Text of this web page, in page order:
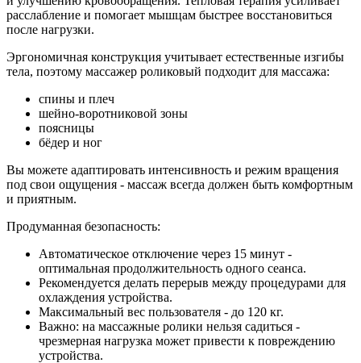
расслабление и помогает мышцам быстрее восстановиться
после нагрузки.
Эргономичная конструкция учитывает естественные изгибы
тела, поэтому массажер роликовый подходит для массажа:
спины и плеч
шейно-воротниковой зоны
поясницы
бёдер и ног
Вы можете адаптировать интенсивность и режим вращения
под свои ощущения - массаж всегда должен быть комфортным
и приятным.
Продуманная безопасность:
Автоматическое отключение через 15 минут -
оптимальная продолжительность одного сеанса.
Рекомендуется делать перерыв между процедурами для
охлаждения устройства.
Максимальный вес пользователя - до 120 кг.
Важно: на массажные ролики нельзя садиться -
чрезмерная нагрузка может привести к повреждению
устройства.